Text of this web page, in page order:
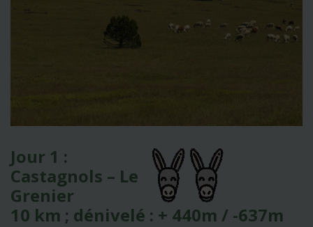
Jour 1 :
Castagnols – Le
Grenier
10 km ; dénivelé : + 440m / -637m